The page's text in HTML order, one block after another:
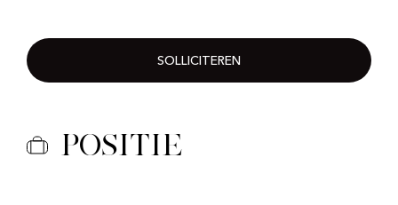
SOLLICITEREN
Positie